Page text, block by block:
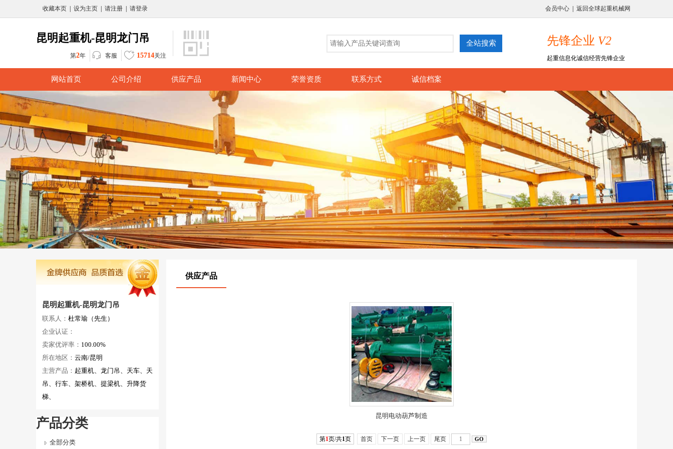
会员中心 返回全球起重机械网
收藏本页 设为主页 请注册 请登录
昆明起重机-昆明龙门吊
第2年 客服 15714关注
先锋企业 V2
起重信息化诚信经营先锋企业
网站首页 公司介绍 供应产品 新闻中心 荣誉资质 联系方式 诚信档案
昆明起重机-昆明龙门吊
联系人： 杜常瑜（先生）
企业认证：
卖家优评率： 100.00%
所在地区： 云南/昆明
主营产品： 起重机、龙门吊、天车、天
吊、行车、架桥机、提梁机、升降货
梯、
产品分类
全部分类
供应产品
昆明电动葫芦制造
第1页/共1页 首页 下一页 上一页 尾页